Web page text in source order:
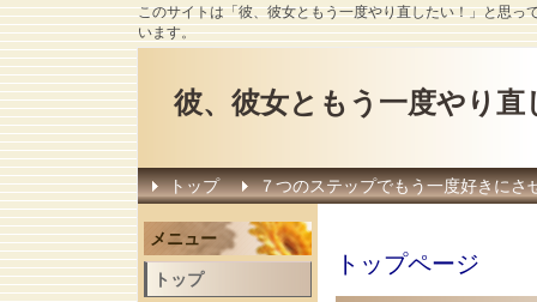
このサイトは「彼、彼女ともう一度やり直したい！」と思
います。
彼、彼女ともう一度やり直
トップ ７つのステップでもう一度好きにさ
トップページ
メニュー
トップ